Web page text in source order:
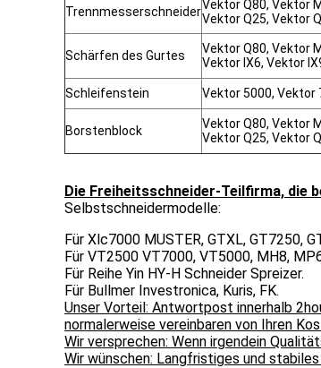
TrennmesserschneiderVektor Q80, Vektor
Vektor Q25, Vektor
Schärfen des Gurtes
Vektor Q80, Vektor
Vektor IX6, Vektor
Schleifenstein Vektor 5000, Vektor
Borstenblock
Vektor Q80, Vektor
Vektor Q25, Vektor
Die Freiheitsschneider-Teilfirma, die
Selbstschneidermodelle:
Für Xlc7000 MUSTER, GTXL, GT7250,
Für VT2500 VT7000, VT5000, MH8,
Für Reihe Yin HY-H Schneider Spreizer.
Für Bullmer Investronica, Kuris, FK.
Unser Vorteil: Antwortpost innerhalb
normalerweise vereinbaren von Ihren
Wir versprechen: Wenn irgendein
Wir wünschen: Langfristiges und